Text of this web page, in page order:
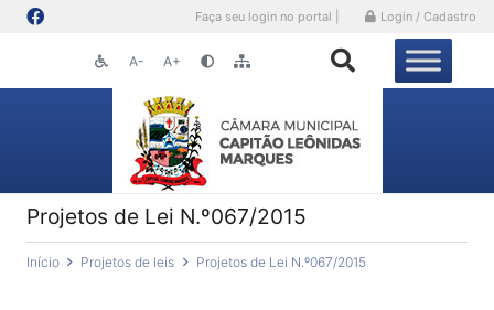
Faça seu login no portal | Login / Cadastro
A- A+
Projetos de Lei N.º067/2015
Início Projetos de leis Projetos de Lei N.º067/2015